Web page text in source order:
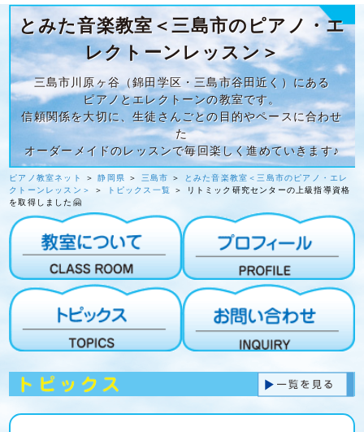
とみた音楽教室＜三島市のピアノ・エ
レクトーンレッスン＞
三島市川原ヶ谷（錦田学区・三島市谷田近く）にある
ピアノとエレクトーンの教室です。
信頼関係を大切に、生徒さんごとの目的やペースに合わせ
た
オーダーメイドのレッスンで毎回楽しく進めていきます♪
ピアノ教室ネット ＞静岡県 ＞ 三島市 ＞
とみた音楽教室＜三島市のピアノ・エレ
クトーンレッスン＞
＞ トピックス一覧 ＞ リトミック研究センターの上級指導資格
を取得しました🤗